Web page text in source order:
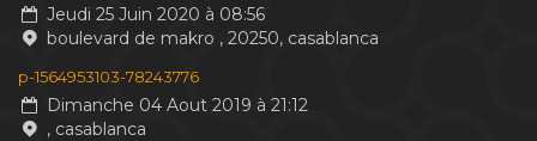
Jeudi 25 Juin 2020 à 08:56
boulevard de makro , 20250, casablanca
p-1564953103-78243776
Dimanche 04 Aout 2019 à 21:12
, casablanca